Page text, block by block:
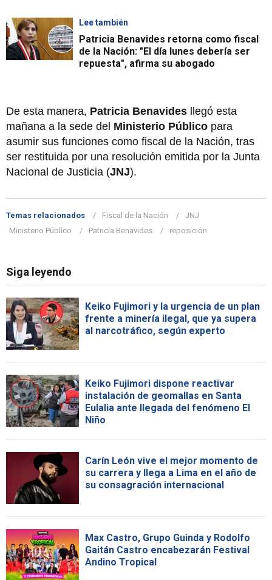
Lee también
Patricia Benavides retorna como fiscal
de la Nación: "El día lunes debería ser
repuesta", afirma su abogado
De esta manera, Patricia Benavides llegó esta
mañana a la sede del Ministerio Público para
asumir sus funciones como fiscal de la Nación, tras
ser restituida por una resolución emitida por la Junta
Nacional de Justicia (JNJ).
Temas relacionados Fiscal de la Nación
JNJ
Ministerio Público
Patricia Benavides reposición
Siga leyendo
Keiko Fujimori y la urgencia de un plan
frente a minería ilegal, que ya supera
al narcotráfico, según experto
Keiko Fujimori dispone reactivar
instalación de geomallas en Santa
Eulalia ante llegada del fenómeno El
Niño
Carín León vive el mejor momento de
su carrera y llega a Lima en el año de
su consagración internacional
Max Castro, Grupo Guinda y Rodolfo
Gaitán Castro encabezarán Festival
Andino Tropical